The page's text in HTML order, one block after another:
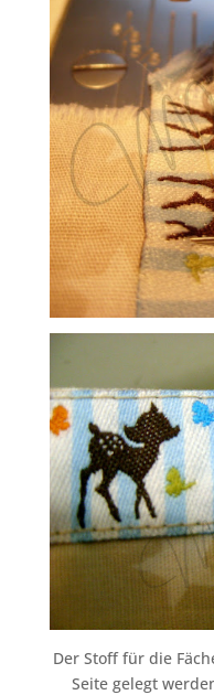
Der Stoff für die
Seite gelegt